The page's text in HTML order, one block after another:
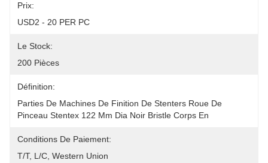
Prix:
USD2 - 20 PER PC
Le Stock:
200 Pièces
Définition:
Parties De Machines De Finition De Stenters Roue De
Pinceau Stentex 122 Mm Dia Noir Bristle Corps En
Conditions De Paiement:
T/T, L/C, Western Union